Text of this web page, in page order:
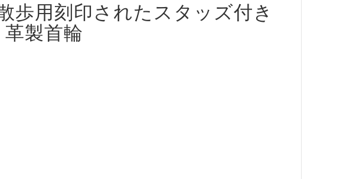
歩用刻印されたスタッズ付き
革製首輪